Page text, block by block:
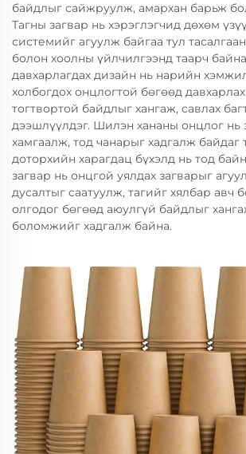
байдлыг сайжруулж, амархан барьж
Тагны загвар нь хэрэглэгчид дөхөм
системийг агуулж байгаа тул
болон хоолны үйлчилгээнд таарч
давхарлагдах дизайн нь нарийн
холбогдох онцлогтой бөгөөд
тогтвортой байдлыг хангаж, савлах
дээшлүүлдэг. Шилэн хананы онцлог нь
хамгаалж, тод чанарыг хадгалж байдаг
доторхийн харагдац бүхэлд нь тод
загвар нь онцгой уялдах загварыг
дусалтыг саатуулж, тагийг хялбар авч
олгодог бөгөөд аюулгүй байдлыг
боломжийг хадгалж байна.